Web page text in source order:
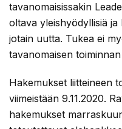
tavanomaisissakin
oltava yleishyödyllisiä
jotain uutta. Tukea ei
tavanomaisen
Hakemukset liitteineen
viimeistään 9.11.2020.
hakemukset